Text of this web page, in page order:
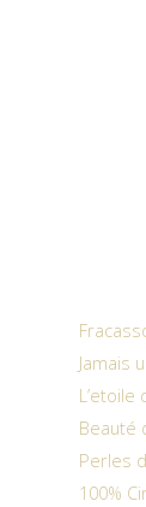
Jamais
L’etoile
Beauté
Perles
100%